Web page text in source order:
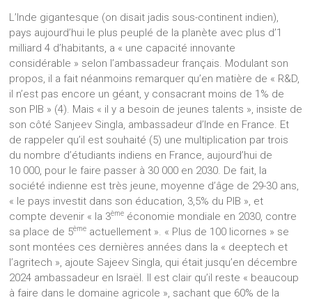
L’Inde gigantesque (on disait jadis sous-continent indien),
pays aujourd’hui le plus peuplé de la planète avec plus d’1
milliard 4 d’habitants, a « une capacité innovante
considérable » selon l’ambassadeur français. Modulant son
propos, il a fait néanmoins remarquer qu’en matière de « R&D,
il n’est pas encore un géant, y consacrant moins de 1% de
son PIB » (4). Mais « il y a besoin de jeunes talents », insiste de
son côté Sanjeev Singla, ambassadeur d’Inde en France. Et
de rappeler qu’il est souhaité (5) une multiplication par trois
du nombre d’étudiants indiens en France, aujourd’hui de
10 000, pour le faire passer à 30 000 en 2030. De fait, la
société indienne est très jeune, moyenne d’âge de 29-30 ans,
« le pays investit dans son éducation, 3,5% du PIB », et
compte devenir « la 3ème économie mondiale en 2030, contre
sa place de 5ème actuellement ». « Plus de 100 licornes » se
sont montées ces dernières années dans la « deeptech et
l’agritech », ajoute Sajeev Singla, qui était jusqu’en décembre
2024 ambassadeur en Israël. Il est clair qu’il reste « beaucoup
à faire dans le domaine agricole », sachant que 60% de la